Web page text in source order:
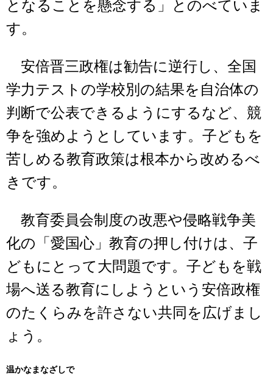
となることを懸念する」とのべていま
す。
安倍晋三政権は勧告に逆行し、全国
学力テストの学校別の結果を自治体の
判断で公表できるようにするなど、競
争を強めようとしています。子どもを
苦しめる教育政策は根本から改めるべ
きです。
教育委員会制度の改悪や侵略戦争美
化の「愛国心」教育の押し付けは、子
どもにとって大問題です。子どもを戦
場へ送る教育にしようという安倍政権
のたくらみを許さない共同を広げまし
ょう。
温かなまなざしで